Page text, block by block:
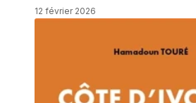
12 février 2026